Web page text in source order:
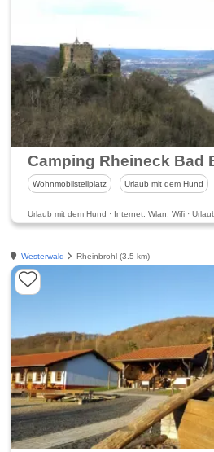
Wohnmobilstellplatz Urlaub mit dem Hund
Urlaub mit dem Hund · Internet, Wlan, Wifi ·
Westerwald Rheinbrohl (3.5 km)